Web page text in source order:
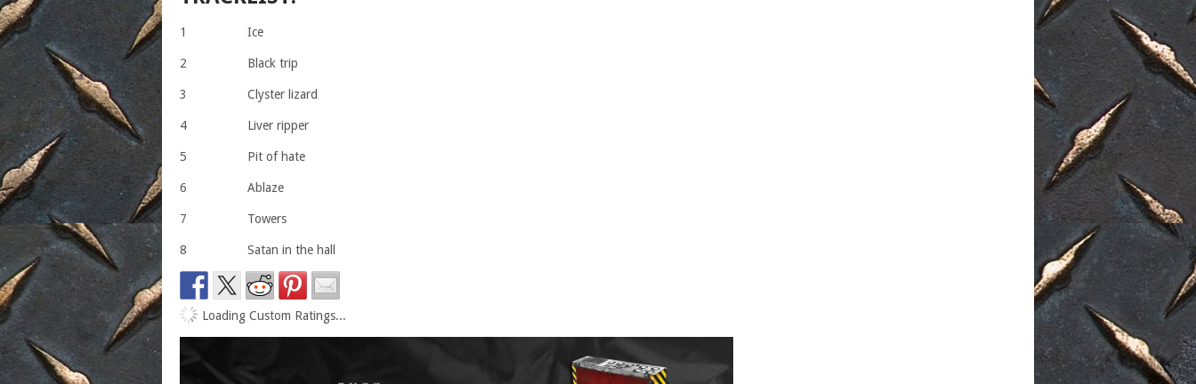
1 Ice
2 Black trip
3 Clyster lizard
4 Liver ripper
5 Pit of hate
6 Ablaze
7 Towers
8 Satan in the hall
Loading Custom Ratings...